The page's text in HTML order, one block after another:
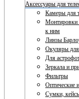
Аксессуары для
Камеры для
Монтировки
к ним
Линзы
Окуляры для
Для
Зеркала и
Фильтры
Оптические
Сумки,